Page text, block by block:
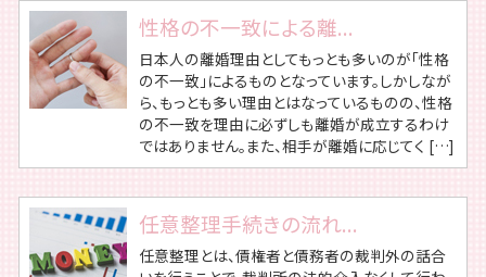
性格の不一致による離...
日本人の離婚理由としてもっとも多いのが「性格
の不一致」によるものとなっています。しかしなが
ら、もっとも多い理由とはなっているものの、性格
の不一致を理由に必ずしも離婚が成立するわけ
ではありません。また、相手が離婚に応じてく […]
任意整理手続きの流れ...
任意整理とは、債権者と債務者の裁判外の話合